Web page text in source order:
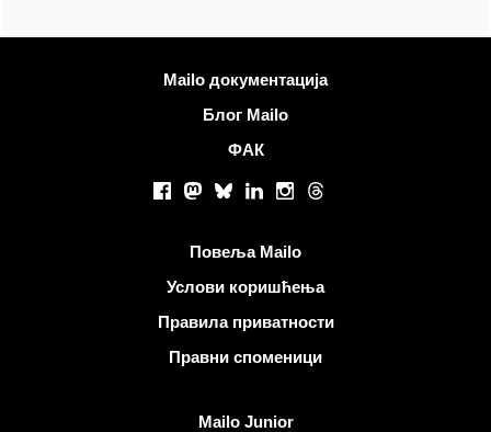
Више информацијаMailo документација
Блог Mailo
ФАК
Друштвене мреже
Facebook
Mastodon
BlueskyLinkedInInstagram
Threads
Повеља Mailo
Услови коришћења
Правила приватности
Правни споменици
Mailo Junior